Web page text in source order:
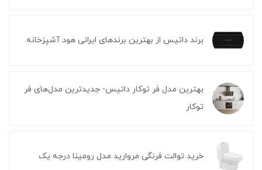
برند داتیس از بهترین برندهای ایرانی هود آشپزخانه
بهترین مدل فر توکار داتیس- جدیدترین مدل‌های فر
توکار
خرید توالت فرنگی مروارید مدل رومینا درجه یک